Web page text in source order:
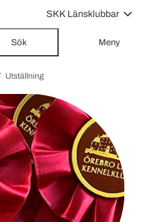
SKK Länsklubbar
Sök Meny
Utställning